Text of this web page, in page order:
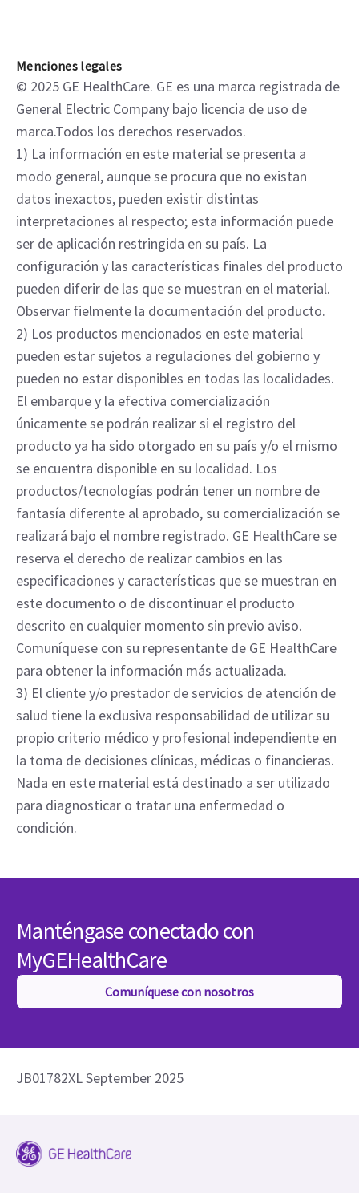
Menciones legales
© 2025 GE HealthCare. GE es una marca registrada de
General Electric Company bajo licencia de uso de
marca.Todos los derechos reservados.
1) La información en este material se presenta a
modo general, aunque se procura que no existan
datos inexactos, pueden existir distintas
interpretaciones al respecto; esta información puede
ser de aplicación restringida en su país. La
configuración y las características finales del producto
pueden diferir de las que se muestran en el material.
Observar fielmente la documentación del producto.
2) Los productos mencionados en este material
pueden estar sujetos a regulaciones del gobierno y
pueden no estar disponibles en todas las localidades.
El embarque y la efectiva comercialización
únicamente se podrán realizar si el registro del
producto ya ha sido otorgado en su país y/o el mismo
se encuentra disponible en su localidad. Los
productos/tecnologías podrán tener un nombre de
fantasía diferente al aprobado, su comercialización se
realizará bajo el nombre registrado. GE HealthCare se
reserva el derecho de realizar cambios en las
especificaciones y características que se muestran en
este documento o de discontinuar el producto
descrito en cualquier momento sin previo aviso.
Comuníquese con su representante de GE HealthCare
para obtener la información más actualizada.
3) El cliente y/o prestador de servicios de atención de
salud tiene la exclusiva responsabilidad de utilizar su
propio criterio médico y profesional independiente en
la toma de decisiones clínicas, médicas o financieras.
Nada en este material está destinado a ser utilizado
para diagnosticar o tratar una enfermedad o
condición.
Manténgase conectado con
MyGEHealthCare
Comuníquese con nosotros
JB01782XL September 2025